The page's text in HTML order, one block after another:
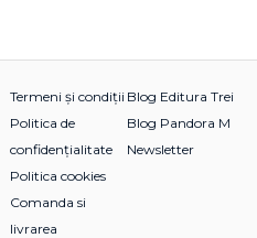
Termeni și condiții
Politica de
confidențialitate
Politica cookies
Comanda si
livrarea
Blog Editura Trei
Blog Pandora M
Newsletter